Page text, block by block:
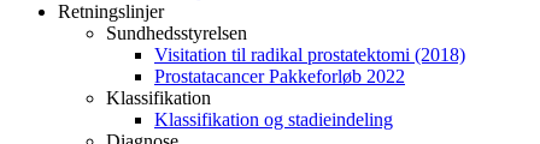
Retningslinjer
Sundhedsstyrelsen
Visitation til radikal prostatektomi (2018)
Prostatacancer Pakkeforløb 2022
Klassifikation
Klassifikation og stadieindeling